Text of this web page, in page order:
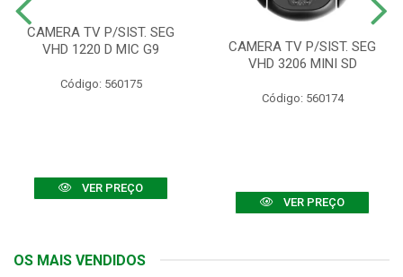
CAMERA TV P/SIST. SEG
VHD 1220 D MIC G9
Código: 560175
VER PREÇO
CAMERA TV P/SIST. SEG
VHD 3206 MINI SD
Código: 560174
VER PREÇO
OS MAIS VENDIDOS